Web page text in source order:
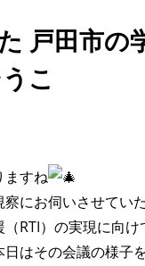
戸田市の
こ
ますね
にお伺いさせていた
RTI）の実現に向
はその会議の様子